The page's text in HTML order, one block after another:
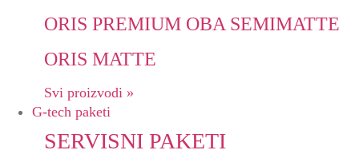
ORIS PREMIUM OBA SEMIMATTE
ORIS MATTE
Svi proizvodi »
G-tech paketi
SERVISNI PAKETI